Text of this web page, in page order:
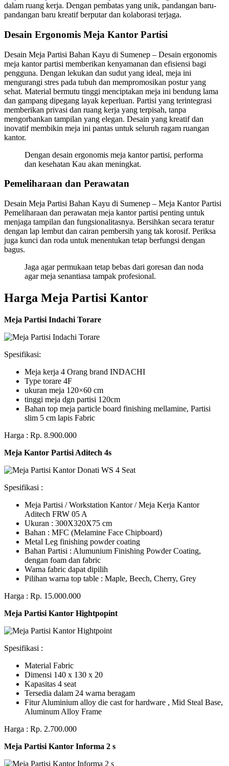
dalam ruang kerja. Dengan pembatas yang unik, pandangan baru-
pandangan baru kreatif berputar dan kolaborasi terjaga.
Desain Ergonomis Meja Kantor Partisi
Desain Meja Partisi Bahan Kayu di Sumenep – Desain ergonomis
meja kantor partisi memberikan kenyamanan dan efisiensi bagi
pengguna. Dengan lekukan dan sudut yang ideal, meja ini
mengurangi stres pada tubuh dan mempromosikan postur yang
sehat. Material bermutu tinggi menciptakan meja ini bendung lama
dan gampang dipegang layak keperluan. Partisi yang terintegrasi
memberikan privasi dan ruang kerja yang terpisah, tanpa
mengorbankan tampilan yang elegan. Desain yang kreatif dan
inovatif membikin meja ini pantas untuk seluruh ragam ruangan
kantor.
Dengan desain ergonomis meja kantor partisi, performa
dan kesehatan Kau akan meningkat.
Pemeliharaan dan Perawatan
Desain Meja Partisi Bahan Kayu di Sumenep – Meja Kantor Partisi
Pemeliharaan dan perawatan meja kantor partisi penting untuk
menjaga tampilan dan fungsionalitasnya. Bersihkan secara teratur
dengan lap lembut dan cairan pembersih yang tak korosif. Periksa
juga kunci dan roda untuk menentukan tetap berfungsi dengan
bagus.
Jaga agar permukaan tetap bebas dari goresan dan noda
agar meja senantiasa tampak profesional.
Harga Meja Partisi Kantor
Meja Partisi Indachi Torare
Spesifikasi:
Meja kerja 4 Orang brand INDACHI
Type torare 4F
ukuran meja 120×60 cm
tinggi meja dgn partisi 120cm
Bahan top meja particle board finishing mellamine, Partisi
slim 5 cm lapis Fabric
Harga : Rp. 8.900.000
Meja Kantor Partisi Aditech 4s
Spesifikasi :
Meja Partisi / Workstation Kantor / Meja Kerja Kantor
Aditech FRW 05 A
Ukuran : 300X320X75 cm
Bahan : MFC (Melamine Face Chipboard)
Metal Leg finishing powder coating
Bahan Partisi : Alumunium Finishing Powder Coating,
dengan foam dan fabric
Warna fabric dapat dipilih
Pilihan warna top table : Maple, Beech, Cherry, Grey
Harga : Rp. 15.000.000
Meja Partisi Kantor Hightpopint
Spesifikasi :
Material Fabric
Dimensi 140 x 130 x 20
Kapasitas 4 seat
Tersedia dalam 24 warna beragam
Fitur Aluminium alloy die cast for hardware , Mid Steal Base,
Aluminum Alloy Frame
Harga : Rp. 2.700.000
Meja Partisi Kantor Informa 2 s